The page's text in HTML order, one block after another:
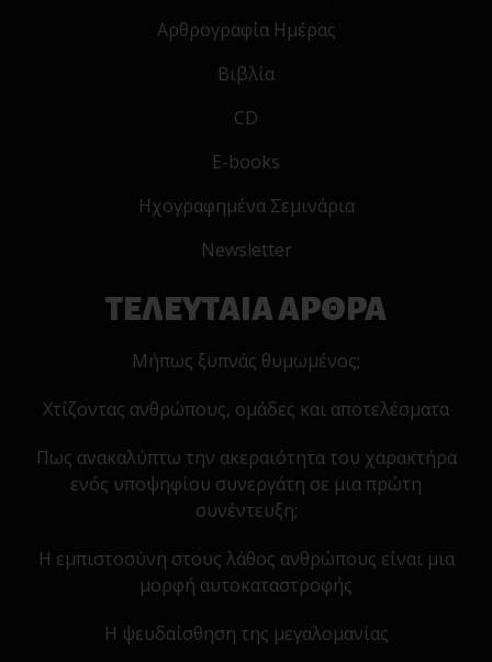
Αρθρογραφία Ημέρας
Βιβλία
CD
E-books
Ηχογραφημένα Σεμινάρια
Newsletter
ΤΕΛΕΥΤΑΙΑ ΑΡΘΡΑ
Μήπως ξυπνάς θυμωμένος;
Χτίζοντας ανθρώπους, ομάδες και αποτελέσματα
Πως ανακαλύπτω την ακεραιότητα του χαρακτήρα
ενός υποψηφίου συνεργάτη σε μια πρώτη
συνέντευξη;
Η εμπιστοσύνη στους λάθος ανθρώπους είναι μια
μορφή αυτοκαταστροφής
Η ψευδαίσθηση της μεγαλομανίας